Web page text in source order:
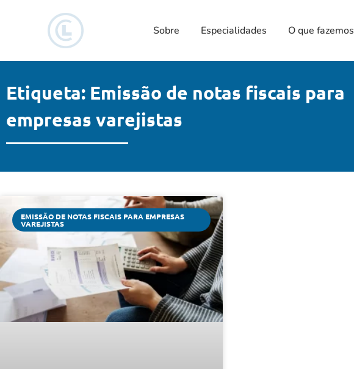
Sobre Especialidades O que fazemos
Etiqueta: Emissão de notas fiscais para
empresas varejistas
EMISSÃO DE NOTAS FISCAIS PARA EMPRESAS
VAREJISTAS